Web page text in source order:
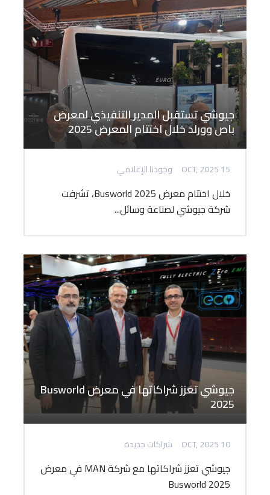
جيوشي تستقبل المدير التنفيذي لمعرض
باص وورلد خلال اختتام المعرض 2025
15 OCT, 2025 وجودنا الإعلامي
خلال اختتام معرض Busworld 2025، تشرفت
شركة جيوشي لصناعة وسائل...
جيوشي تعزز شراكاتها في معرض Busworld
2025
10 OCT, 2025 شراكات جديدة
جيوشي تعزز شراكاتها مع شركة MAN في معرض
Busworld 2025